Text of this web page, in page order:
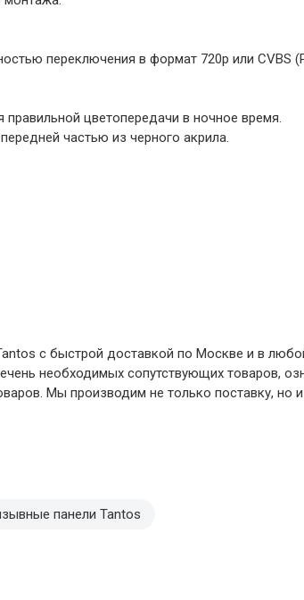
переключения в формат 720p или CVBS
цветопередачи в ночное время.
частью из черного акрила.
с быстрой доставкой по Москве и в
необходимых сопутствующих товаров,
Мы производим не только поставку, но
панели Tantos